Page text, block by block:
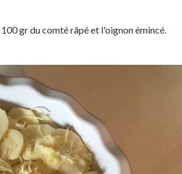
gr du comté râpé et l'oignon émincé.